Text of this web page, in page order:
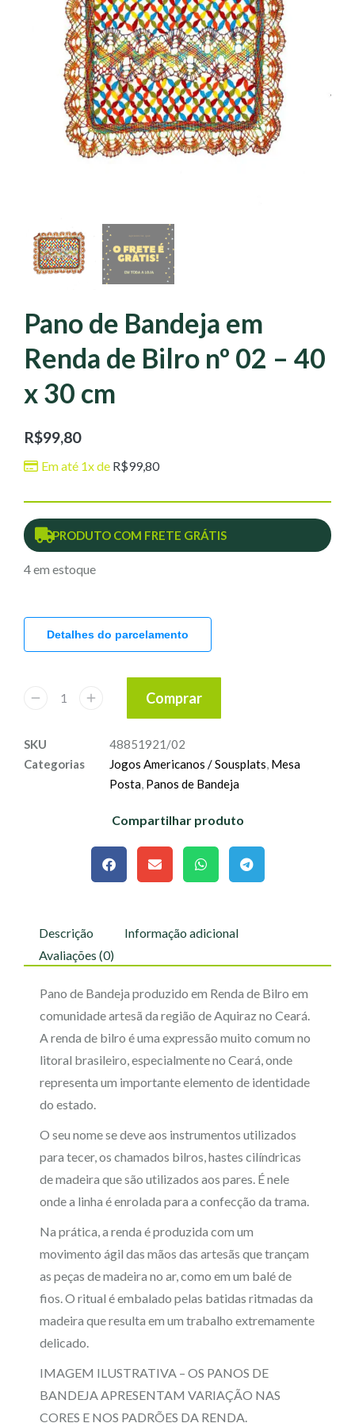
Pano de Bandeja em
Renda de Bilro nº 02 – 40
x 30 cm
R$99,80
Em até 1x de R$99,80
PRODUTO COM FRETE GRÁTIS
4 em estoque
Detalhes do parcelamento
Comprar
SKU
48851921/02
Categorias
Jogos Americanos / Sousplats, Mesa
Posta, Panos de Bandeja
Compartilhar produto
Descrição
Informação adicional
Avaliações (0)
Pano de Bandeja produzido em Renda de Bilro em
comunidade artesã da região de Aquiraz no Ceará.
A renda de bilro é uma expressão muito comum no
litoral brasileiro, especialmente no Ceará, onde
representa um importante elemento de identidade
do estado.
O seu nome se deve aos instrumentos utilizados
para tecer, os chamados bilros, hastes cilíndricas
de madeira que são utilizados aos pares. É nele
onde a linha é enrolada para a confecção da trama.
Na prática, a renda é produzida com um
movimento ágil das mãos das artesãs que trançam
as peças de madeira no ar, como em um balé de
fios. O ritual é embalado pelas batidas ritmadas da
madeira que resulta em um trabalho extremamente
delicado.
IMAGEM ILUSTRATIVA – OS PANOS DE
BANDEJA APRESENTAM VARIAÇÃO NAS
CORES E NOS PADRÕES DA RENDA.